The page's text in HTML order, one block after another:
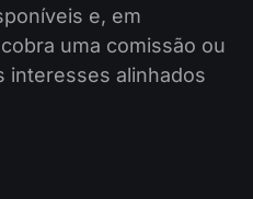
e, em
uma comissão ou
interesses alinhados